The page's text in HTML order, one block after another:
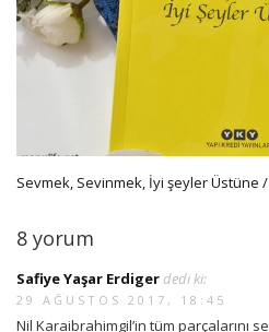
Sevmek, Sevinmek, İyi şeyler Üstüne
8 yorum
Safiye Yaşar Erdiger dedi ki:
29 AĞUSTOS 2017, 18:45
Nil Karaibrahimgil’in tüm parçalarını